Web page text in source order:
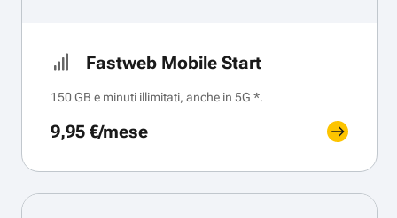
Fastweb Mobile Start
150 GB e minuti illimitati, anche in 5G *.
9,95 €/mese